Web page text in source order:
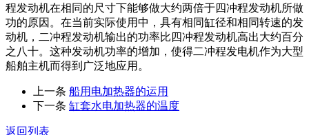
程发动机在相同的尺寸下能够做大约两倍于四冲程发动机所做
功的原因。在当前实际使用中，具有相同缸径和相同转速的发
动机，二冲程发动机输出的功率比四冲程发动机高出大约百分
之八十。这种发动机功率的增加，使得二冲程发电机作为大型
船舶主机而得到广泛地应用。
上一条 船用电加热器的运用
下一条 缸套水电加热器的温度
返回列表